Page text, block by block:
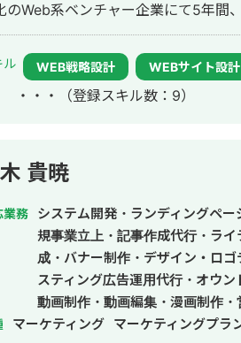
のWeb系ベンチャー企業にて5年間
ィングおよび実行支援に従事。 現在は独立し、マーケティングコンサ
ィング会社(株式会社Monokrome)を創設。 【このような
・マーケティングを強化したいが
施策のパートナーはいるが、全体
ル WEB戦略設計 WEBサイト設計
・・・ （登録スキル数：9）
貴暁
業務
システム開発・ランディングペ
規事業立上・記事作成代行・ラ
成・バナー制作・デザイン・ロ
スティング広告運用代行・オウ
動画制作・動画編集・漫画制作・
マーケティング マーケティングプラ